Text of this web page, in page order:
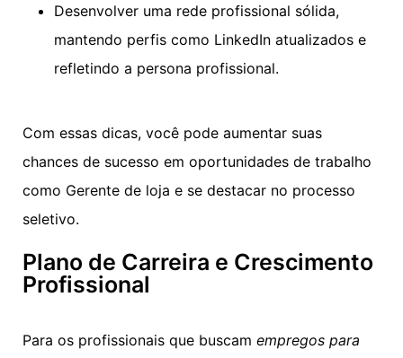
Desenvolver uma rede profissional sólida,
mantendo perfis como LinkedIn atualizados e
refletindo a persona profissional.
Com essas dicas, você pode aumentar suas
chances de sucesso em oportunidades de trabalho
como Gerente de loja e se destacar no processo
seletivo.
Plano de Carreira e Crescimento
Profissional
Para os profissionais que buscam empregos para